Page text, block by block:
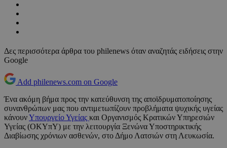
Δες περισσότερα άρθρα του philenews όταν αναζητάς ειδήσεις στην
Google
Add philenews.com on Google
Ένα ακόμη βήμα προς την κατεύθυνση της αποϊδρυματοποίησης
συνανθρώπων μας που αντιμετωπίζουν προβλήματα ψυχικής υγείας
κάνουνΥπουργείο Υγείας και Οργανισμός Κρατικών Υπηρεσιών
Υγείας (ΟΚΥπΥ) με την λειτουργία Ξενώνα Υποστηρικτικής
Διαβίωσης χρόνιων ασθενών, στο Δήμο Λατσιών στη Λευκωσία.